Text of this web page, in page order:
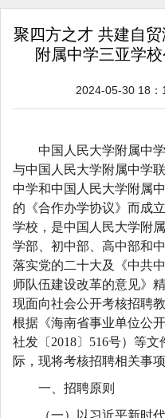
聚四方之才 共建自
附属中学三亚学
2024-05-30 18：
中国人民大学附属中
与中国人民大学附属中学
中学和中国人民大学附属
的《合作办学协议》而成
学校，是中国人民大学附
学部、初中部、高中部和
落实党的二十大及《中共
师队伍建设改革的意见》
现面向社会公开考核招聘
根据《海南省事业单位公
社发〔2018〕516号）等
际，现将考核招聘相关事
一、招聘原则
（一）以习近平新时